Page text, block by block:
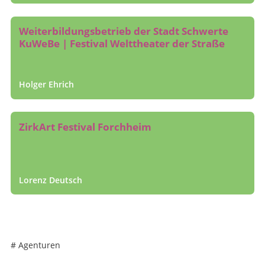
Weiter­bildungs­betrieb der Stadt Schwerte
KuWeBe | Festival Welttheater der Straße
Holger Ehrich
ZirkArt Festival Forchheim
Lorenz Deutsch
# Agenturen